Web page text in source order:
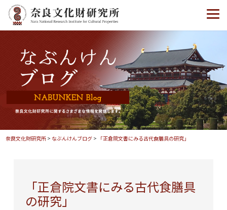
奈良文化財研究所 > なぶんけんブログ > 「正倉院文書にみる古代食膳具の研究」
「正倉院文書にみる古代食膳具
の研究」